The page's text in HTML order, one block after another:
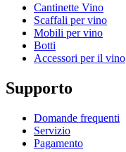
Cantinette Vino
Scaffali per vino
Mobili per vino
Botti
Accessori per il vino
Supporto
Domande frequenti
Servizio
Pagamento